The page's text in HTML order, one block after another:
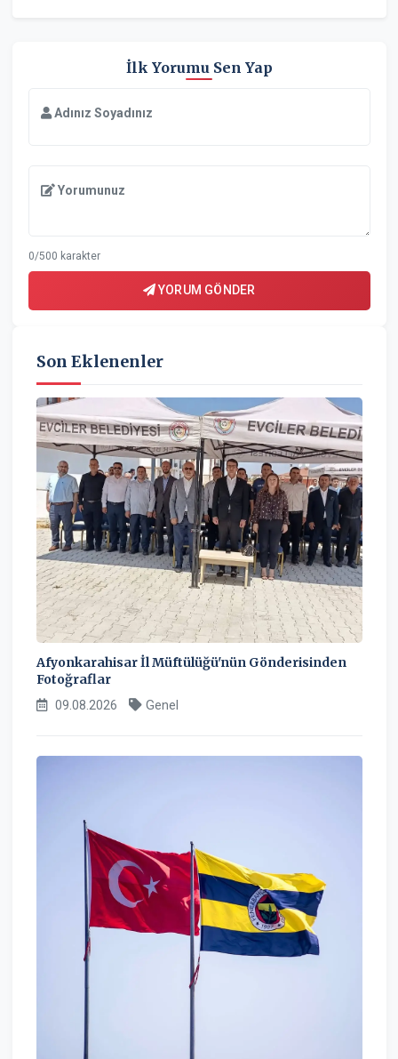
İlk Yorumu Sen Yap
Adınız Soyadınız
Yorumunuz
0/500 karakter
YORUM GÖNDER
Son Eklenenler
Afyonkarahisar İl Müftülüğü'nün Gönderisinden
Fotoğraflar
09.08.2026 Genel